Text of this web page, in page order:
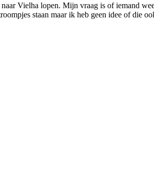
Vielha lopen. Mijn vraag is of iemand
staan maar ik heb geen idee of die